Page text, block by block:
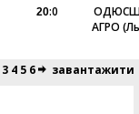
20:0
ОДЮСШ
АГРО
3 4 5 6 завантажити